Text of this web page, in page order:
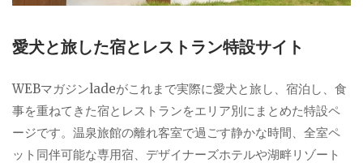
愛犬と旅した宿とレストラン特設サイト
WEBマガジンladeがこれまで実際に愛犬と旅し、宿泊し、食
事を重ねてきた宿とレストランをエリア別にまとめた特設ペ
ージです。温泉旅館の離れ客室で過ごす静かな時間、全室ペ
ット同伴可能な専用宿、デザイナーズホテルや湖畔リゾート